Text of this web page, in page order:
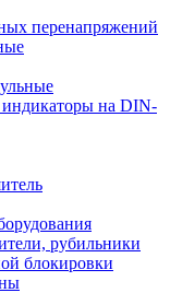
перенапряжений
индикаторы на DIN-
рубильники
блокировки